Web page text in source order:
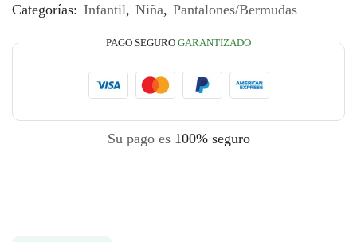
Categorías: Infantil, Niña, Pantalones/Bermudas
PAGO SEGURO GARANTIZADO
Su pago es 100% seguro